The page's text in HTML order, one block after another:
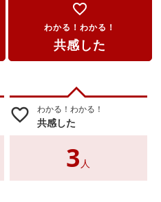
favorite_border
わかる！わかる！
共感した
favorite_border わかる！わかる！
共感した
3 人